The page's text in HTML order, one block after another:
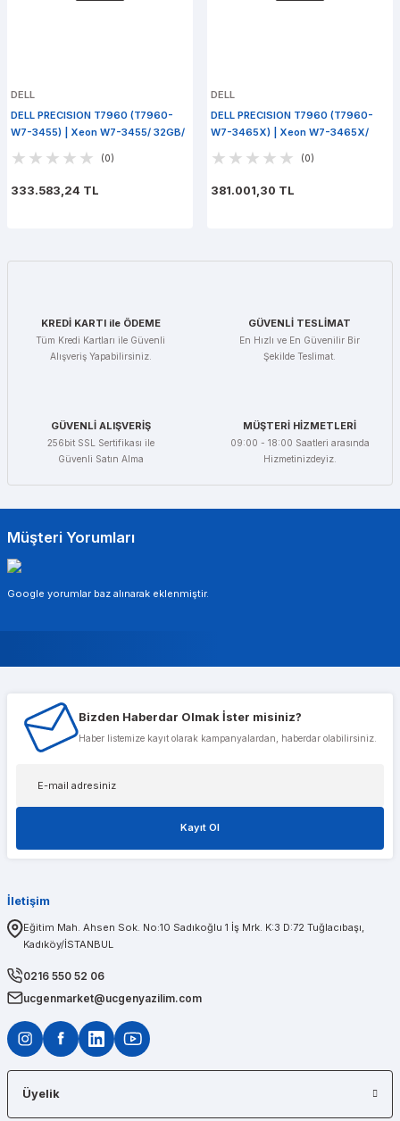
DELL
DELL PRECISION T7960 (T7960-
W7-3455) | Xeon W7-3455/ 32GB/
(0)
333.583,24 TL
DELL
DELL PRECISION T7960 (T7960-
W7-3465X) | Xeon W7-3465X/
(0)
381.001,30 TL
KREDİ KARTI ile ÖDEME
Tüm Kredi Kartları ile Güvenli
Alışveriş Yapabilirsiniz.
GÜVENLİ TESLİMAT
En Hızlı ve En Güvenilir Bir
Şekilde Teslimat.
GÜVENLİ ALIŞVERİŞ
256bit SSL Sertifikası ile
Güvenli Satın Alma
MÜŞTERİ HİZMETLERİ
09:00 - 18:00 Saatleri arasında
Hizmetinizdeyiz.
Müşteri Yorumları
Google yorumlar baz alınarak eklenmiştir.
Murat Gencer
Musterileri ile cok alakali, temsilcileri ise cok nazik ve ilgili
Tolga Koç
Bizden Haberdar Olmak İster misiniz?
Haber listemize kayıt olarak kampanyalardan, haberdar olabilirsiniz.
Kayıt Ol
İletişim
Eğitim Mah. Ahsen Sok. No:10 Sadıkoğlu 1 İş Mrk. K:3 D:72 Tuğlacıbaşı,
Kadıköy/İSTANBUL
0216 550 52 06
ucgenmarket@ucgenyazilim.com
Üyelik